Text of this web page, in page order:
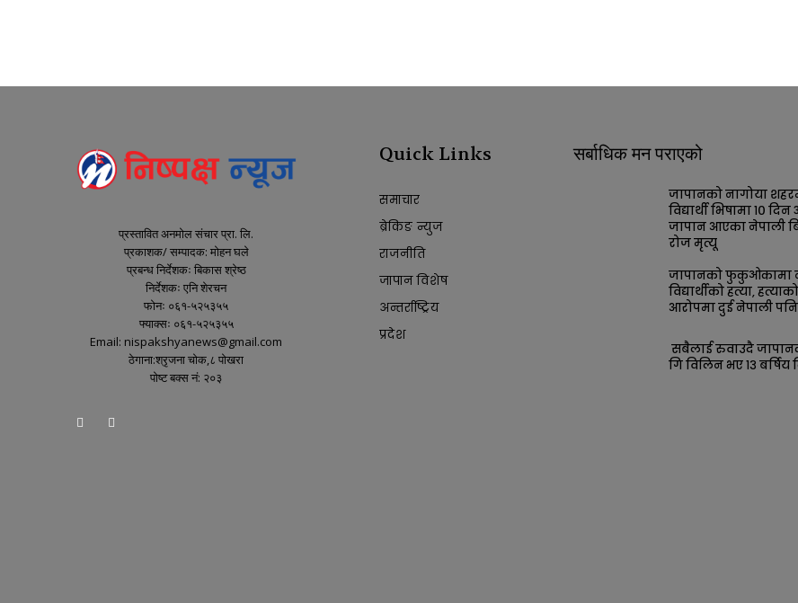
प्रस्तावित अनमोल संचार प्रा. लि.
प्रकाशक/ सम्पादक: मोहन घले
प्रबन्ध निर्देशकः बिकास श्रेष्ठ
निर्देशकः एनि शेरचन
फोनः ०६१-५२५३५५
फ्याक्सः ०६१-५२५३५५
Email: nispakshyanews@gmail.com
ठेगाना:श्रृजना चोक,८ पोखरा
पोष्ट बक्स नं: २०३
Quick Links
समाचार
ब्रेकिङ न्युज
राजनीति
जापान विशेष
अन्तर्राष्ट्रिय
प्रदेश
सर्बाधिक मन पराएको
जापानको नागोया
विद्यार्थी भिषामा १० दिन
जापान आएका नेपाली
रोज मृत्यू
जापानको फुकुओकामा
विद्यार्थीको हत्या, हत्याको
आरोपमा दुई नेपाली पनि
सबैलाई रुवाउदै
गि विलिन भए १३ बर्षिय